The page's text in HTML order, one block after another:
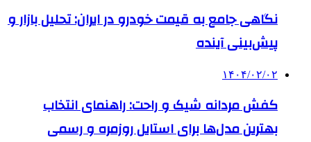
نگاهی جامع به قیمت خودرو در ایران: تحلیل بازار و
پیش‌بینی آینده
۱۴۰۴/۰۲/۰۲
کفش مردانه شیک و راحت: راهنمای انتخاب
بهترین مدل‌ها برای استایل روزمره و رسمی